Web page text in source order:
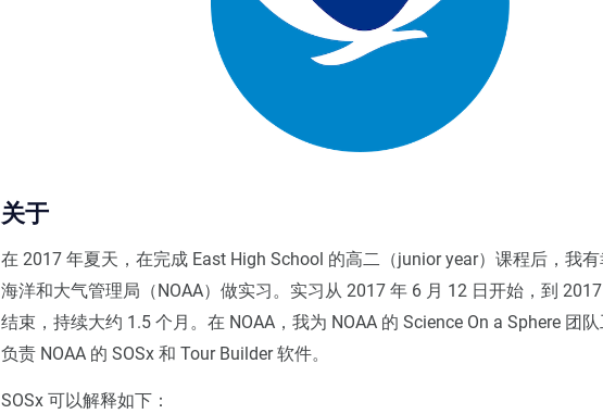
关于
在 2017 年夏天，在完成 East High School 的高二（junior year）课程后，我
海洋和大气管理局（NOAA）做实习。实习从 2017 年 6 月 12 日开始，到
结束，持续大约 1.5 个月。在 NOAA，我为 NOAA 的 Science On a Sphere 团
负责 NOAA 的 SOSx 和 Tour Builder 软件。
SOSx 可以解释如下：